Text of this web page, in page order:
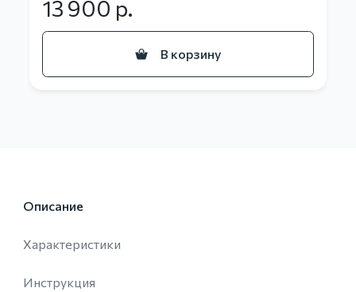
13 900 р.
В корзину
Описание
Характеристики
Инструкция